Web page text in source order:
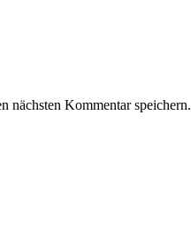
nächsten Kommentar speichern.